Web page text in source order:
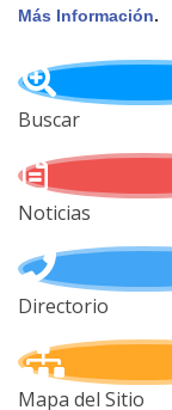
Más Información.
Buscar
Noticias
Directorio
Mapa del Sitio